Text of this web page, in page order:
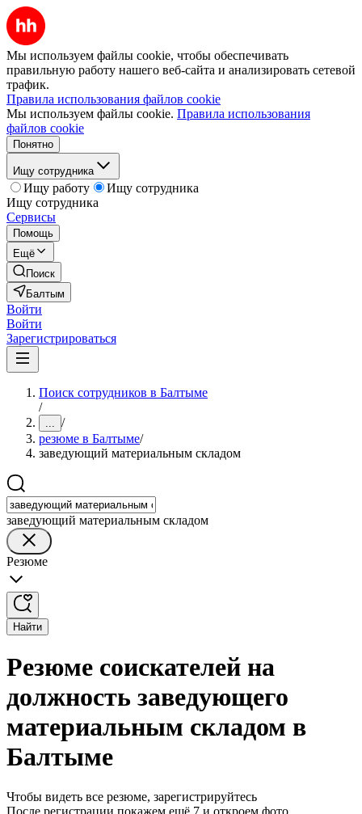
Мы используем файлы cookie, чтобы обеспечивать
правильную работу нашего веб-сайта и анализировать сетевой
трафик.
Правила использования файлов cookie
Мы используем файлы cookie. Правила использования
файлов cookie
Понятно
Ищу сотрудника
Ищу работу
Ищу сотрудника
Ищу сотрудника
Сервисы
Помощь
Ещё
Поиск
Балтым
Войти
Войти
Зарегистрироваться
Поиск сотрудников в Балтыме
/
... /
резюме в Балтыме/
заведующий материальным складом
заведующий материальным складом
Резюме
Найти
Резюме соискателей на
должность заведующего
материальным складом в
Балтыме
Чтобы видеть все резюме, зарегистрируйтесь
После регистрации покажем ещё 7 и откроем фото